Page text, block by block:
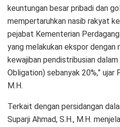
keuntungan besar pribadi dan
mempertaruhkan nasib rakyat
pejabat Kementerian
yang melakukan ekspor dengan
kewajiban pendistribusian
Obligation) sebanyak 20%,” ujar
M.H.
Terkait dengan persidangan
Suparji Ahmad, S.H., M.H.